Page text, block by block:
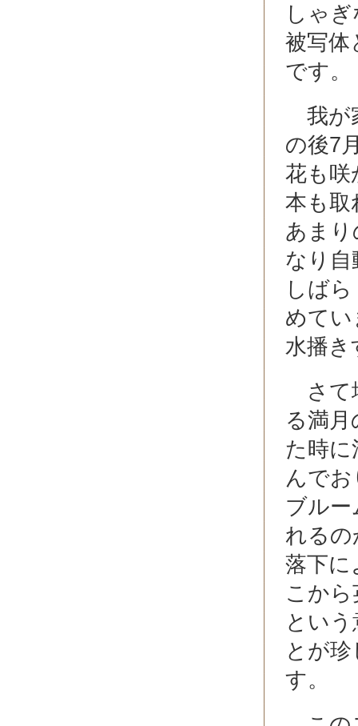
しゃ
被写体
です。
我が
の後7
花も咲
本も取
あま
なり
しば
めて
水播
さて
る満
た時に
んで
ブル
れる
落下に
こか
とい
とが
す。